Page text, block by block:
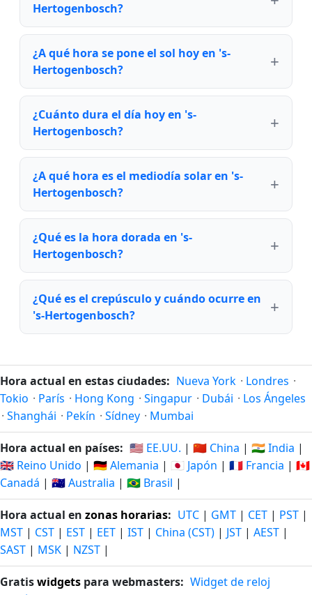
Hertogenbosch?
¿A qué hora se pone el sol hoy en 's-
Hertogenbosch?
¿Cuánto dura el día hoy en 's-
Hertogenbosch?
¿A qué hora es el mediodía solar en 's-
Hertogenbosch?
¿Qué es la hora dorada en 's-
Hertogenbosch?
¿Qué es el crepúsculo y cuándo ocurre en
's-Hertogenbosch?
Hora actual en estas ciudades: Nueva York · Londres ·
Tokio · París · Hong Kong · Singapur · Dubái · Los Ángeles
· Shanghái · Pekín · Sídney · Mumbai
Hora actual en países: 🇺🇸 EE.UU. | 🇨🇳 China | 🇮🇳 India |
🇬🇧 Reino Unido | 🇩🇪 Alemania | 🇯🇵 Japón | 🇫🇷 Francia | 🇨🇦
Canadá | 🇦🇺 Australia | 🇧🇷 Brasil |
Hora actual en zonas horarias: UTC | GMT | CET | PST |
MST | CST | EST | EET | IST | China (CST) | JST | AEST |
SAST | MSK | NZST |
Gratiswidgets para webmasters: Widget de reloj